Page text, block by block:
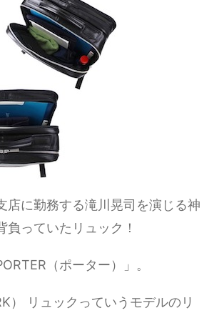
店に勤務する滝川晃司を演じる神
負っていたリュック！
（ポーター）」。
） リュックっていうモデルのリ